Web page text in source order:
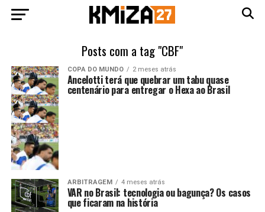
Posts com a tag "CBF"
COPA DO MUNDO 2 meses atrás
Ancelotti terá que quebrar um tabu quase
centenário para entregar o Hexa ao Brasil
ARBITRAGEM 4 meses atrás
VAR no Brasil: tecnologia ou bagunça? Os casos
que ficaram na história